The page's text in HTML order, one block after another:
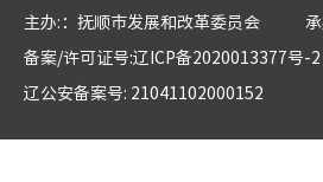
主办:：抚顺市发展和改革委员会
备案/许可证号:辽ICP备2020013377号-2
辽公安备案号: 21041102000152